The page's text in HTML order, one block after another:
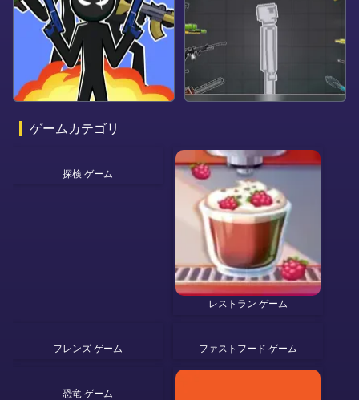
ゲームカテゴリ
探検 ゲーム
レストラン ゲーム
フレンズ ゲーム ファストフード ゲーム
恐竜 ゲーム